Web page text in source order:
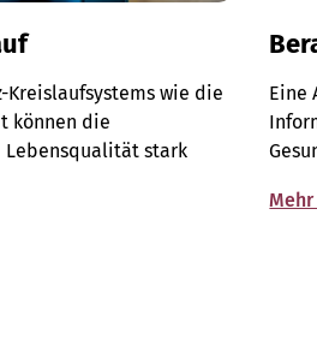
Kreislaufsystems wie die
können die
Lebensqualität stark
Eine